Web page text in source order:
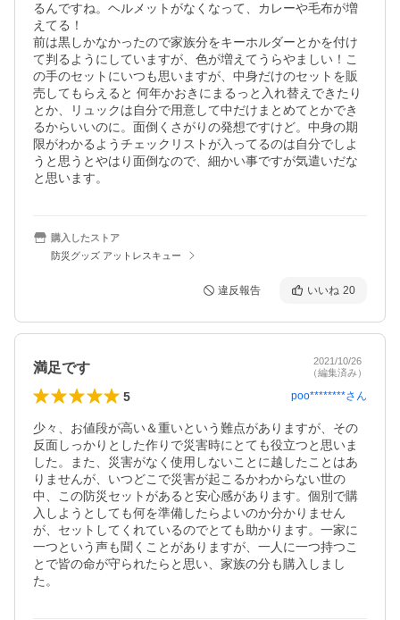
るんですね。ヘルメットがなくなって、カレーや毛布が増
えてる！
前は黒しかなかったので家族分をキーホルダーとかを付け
て判るようにしていますが、色が増えてうらやましい！こ
の手のセットにいつも思いますが、中身だけのセットを販
売してもらえると 何年かおきにまるっと入れ替えできたり
とか、リュックは自分で用意して中だけまとめてとかでき
るからいいのに。面倒くさがりの発想ですけど。中身の期
限がわかるようチェックリストが入ってるのは自分でしよ
うと思うとやはり面倒なので、細かい事ですが気遣いだな
と思います。
購入したストア
防災グッズ アットレスキュー
違反報告 いいね 20
満足です
2021/10/26
（編集済み）
5 poo********さん
少々、お値段が高い＆重いという難点がありますが、その
反面しっかりとした作りで災害時にとても役立つと思いま
した。また、災害がなく使用しないことに越したことはあ
りませんが、いつどこで災害が起こるかわからない世の
中、この防災セットがあると安心感があります。個別で購
入しようとしても何を準備したらよいのか分かりません
が、セットしてくれているのでとても助かります。一家に
一つという声も聞くことがありますが、一人に一つ持つこ
とで皆の命が守られたらと思い、家族の分も購入しまし
た。